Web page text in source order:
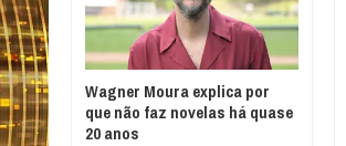
Wagner Moura explica por
que não faz novelas há quase
20 anos